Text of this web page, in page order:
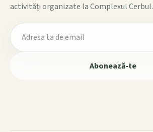
activități organizate la Complexul Cerbul.
Abonează-te